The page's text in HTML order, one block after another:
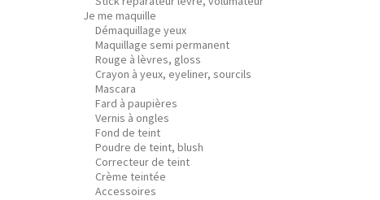
Je me maquille
Démaquillage yeux
Maquillage semi permanent
Rouge à lèvres, gloss
Crayon à yeux, eyeliner, sourcils
Mascara
Fard à paupières
Vernis à ongles
Fond de teint
Poudre de teint, blush
Correcteur de teint
Crème teintée
Accessoires